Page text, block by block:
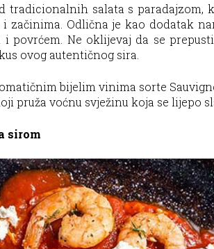
salata s paradajzom,
začinima. Odlična je kao dodatak
Ne oklijevaj da se
ovog autentičnog sira.
bijelim vinima sorte
pruža voćnu svježinu koja se lijepo
sirom